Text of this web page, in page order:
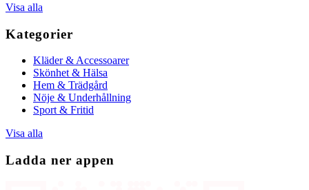
Visa alla
Kategorier
Kläder & Accessoarer
Skönhet & Hälsa
Hem & Trädgård
Nöje & Underhållning
Sport & Fritid
Visa alla
Ladda ner appen